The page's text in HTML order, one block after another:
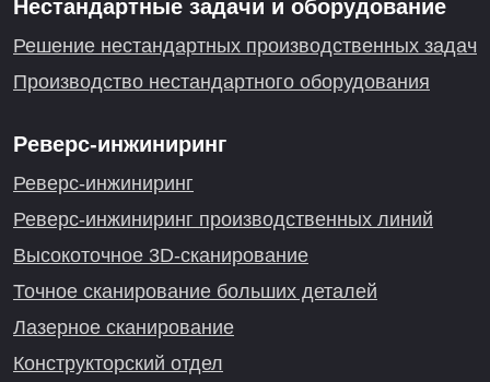
Нестандартные задачи и оборудование
Решение нестандартных производственных задач
Производство нестандартного оборудования
Реверс-инжиниринг
Реверс-инжиниринг
Реверс-инжиниринг производственных линий
Высокоточное 3D-сканирование
Точное сканирование больших деталей
Лазерное сканирование
Конструкторский отдел